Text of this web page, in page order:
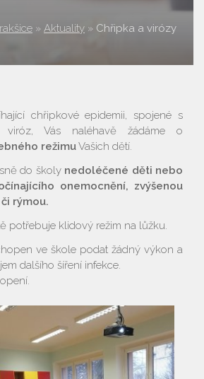
» Aktuality » Chřipka a virózy
chřipkové epidemii, spojené s
viróz, Vás naléhavě žádáme o
režimuVašich dětí.
do školy nedoléčené děti nebo
onemocnění, zvýšenou
rýmou.
potřebuje klidový režim na lůžku.
ve škole podat žádný výkon a
dalšího šíření infekce.